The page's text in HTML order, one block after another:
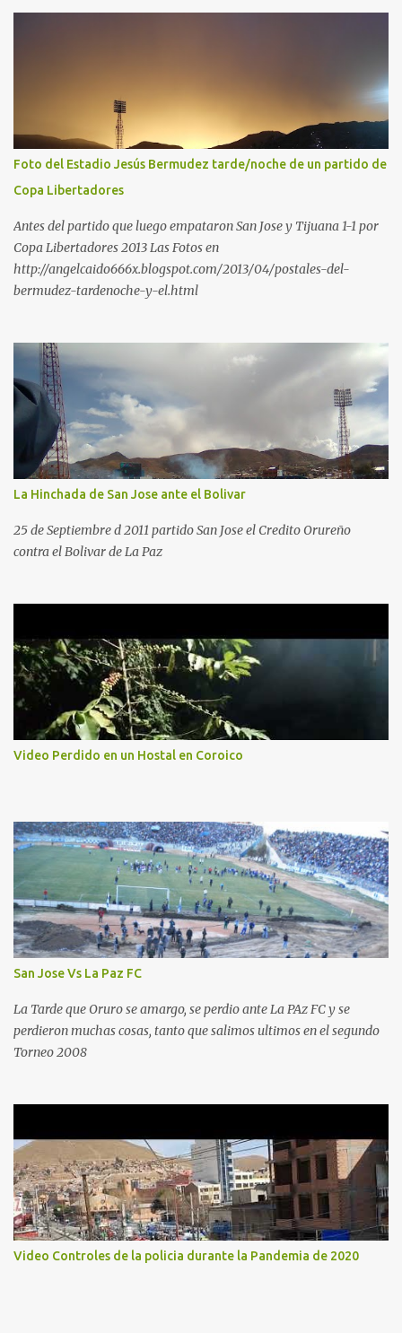
Foto del Estadio Jesús Bermudez tarde/noche de un partido de
Copa Libertadores
Antes del partido que luego empataron San Jose y Tijuana 1-1 por
Copa Libertadores 2013 Las Fotos en
http://angelcaido666x.blogspot.com/2013/04/postales-del-
bermudez-tardenoche-y-el.html
La Hinchada de San Jose ante el Bolivar
25 de Septiembre d 2011 partido San Jose el Credito Orureño
contra el Bolivar de La Paz
Video Perdido en un Hostal en Coroico
San Jose Vs La Paz FC
La Tarde que Oruro se amargo, se perdio ante La PAz FC y se
perdieron muchas cosas, tanto que salimos ultimos en el segundo
Torneo 2008
Video Controles de la policia durante la Pandemia de 2020